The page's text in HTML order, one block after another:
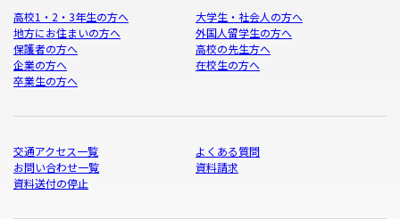
高校1・2・3年生の方へ
大学生・社会人の方へ
地方にお住まいの方へ
外国人留学生の方へ
保護者の方へ
高校の先生方へ
企業の方へ
在校生の方へ
卒業生の方へ
交通アクセス一覧
よくある質問
お問い合わせ一覧
資料請求
資料送付の停止